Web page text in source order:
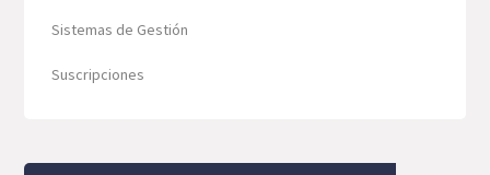
Sistemas de Gestión
Suscripciones